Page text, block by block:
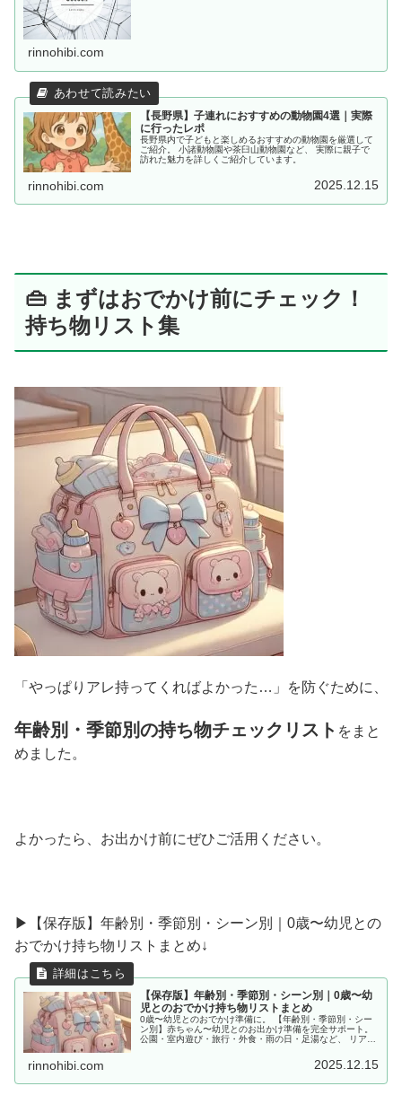
rinnohibi.com
【長野県】子連れにおすすめの動物園4選｜実際
に行ったレポ
長野県内で子どもと楽しめるおすすめの動物園を厳選して
ご紹介。 小諸動物園や茶臼山動物園など、 実際に親子で
訪れた魅力を詳しくご紹介しています。
rinnohibi.com 2025.12.15
👜 まずはおでかけ前にチェック！
持ち物リスト集
「やっぱりアレ持ってくればよかった…」を防ぐために、
年齢別・季節別の持ち物チェックリスト をまと
めました。
よかったら、お出かけ前にぜひご活用ください。
▶︎【保存版】年齢別・季節別・シーン別｜0歳〜幼児との
おでかけ持ち物リストまとめ↓
【保存版】年齢別・季節別・シーン別｜0歳〜幼
児とのおでかけ持ち物リストまとめ
0歳〜幼児とのおでかけ準備に。 【年齢別・季節別・シー
ン別】赤ちゃん〜幼児とのお出かけ準備を完全サポート。
公園・室内遊び・旅行・外食・雨の日・足湯など、 リアル
rinnohibi.com 2025.12.15